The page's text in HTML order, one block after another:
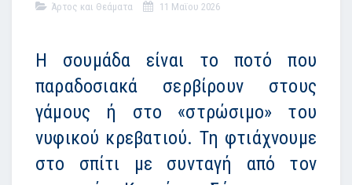
Άρτος και Θεάματα 11 Μαϊου 2026
Η σουμάδα είναι το ποτό που
παραδοσιακά σερβίρουν στους
γάμους ή στο «στρώσιμο» του
νυφικού κρεβατιού. Τη φτιάχνουμε
στο σπίτι με συνταγή από τον